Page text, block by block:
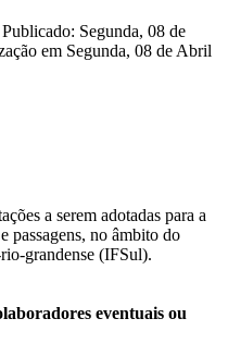
Publicado: Segunda, 08 de
em Segunda, 08 de Abril
a serem adotadas para a
passagens, no âmbito do
grandense (IFSul).
eventuais ou